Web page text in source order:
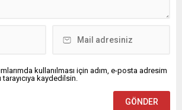
kullanılması için adım, e-posta adresim
kaydedilsin.